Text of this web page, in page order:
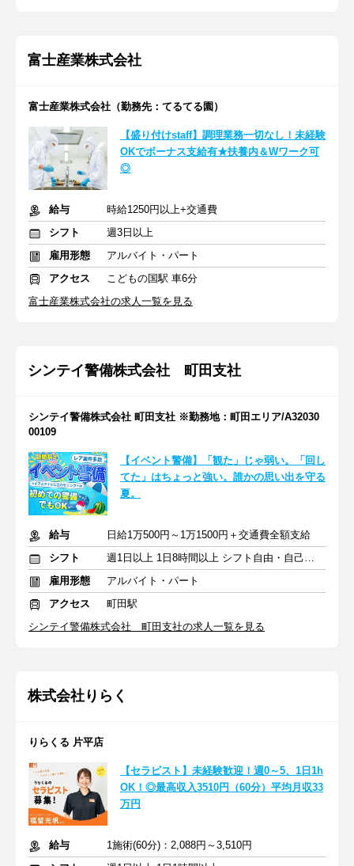
富士産業株式会社
富士産業株式会社（勤務先：てるてる園）
【盛り付けstaff】調理業務一切なし！未経験
OKでボーナス支給有★扶養内＆Wワーク可
◎
給与
時給1250円以上+交通費
シフト
週3日以上
雇用形態
アルバイト・パート
アクセス
こどもの国駅 車6分
富士産業株式会社の求人一覧を見る
シンテイ警備株式会社 町田支社
シンテイ警備株式会社 町田支社 ※勤務地：町田エリア/A32030
00109
【イベント警備】「観た」じゃ弱い。「回し
てた」はちょっと強い。誰かの思い出を守る
夏。
給与
日給1万500円～1万1500円＋交通費全額支給
シフト
週1日以上 1日8時間以上 シフト自由・自己申告
雇用形態
アルバイト・パート
アクセス
町田駅
シンテイ警備株式会社 町田支社の求人一覧を見る
株式会社りらく
りらくる 片平店
【セラピスト】未経験歓迎！週0～5、1日1h
OK！◎最高収入3510円（60分）平均月収33
万円
給与
1施術(60分)：2,088円～3,510円